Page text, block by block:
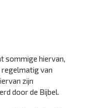
sommige hiervan,
regelmatig van
zijn
door de Bijbel.